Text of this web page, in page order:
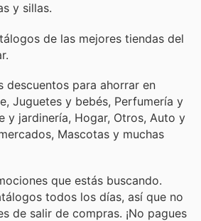
y sillas.
de las mejores tiendas del
descuentos para ahorrar en
Juguetes y bebés, Perfumería y
y jardinería, Hogar, Otros, Auto y
Mascotas y muchas
que estás buscando.
todos los días, así que no
de salir de compras. ¡No pagues